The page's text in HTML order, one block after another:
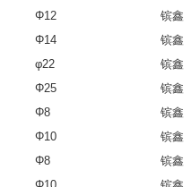
Φ12
镔鑫
Φ14
镔鑫
φ22
镔鑫
Φ25
镔鑫
Φ8
镔鑫
Φ10
镔鑫
Φ8
镔鑫